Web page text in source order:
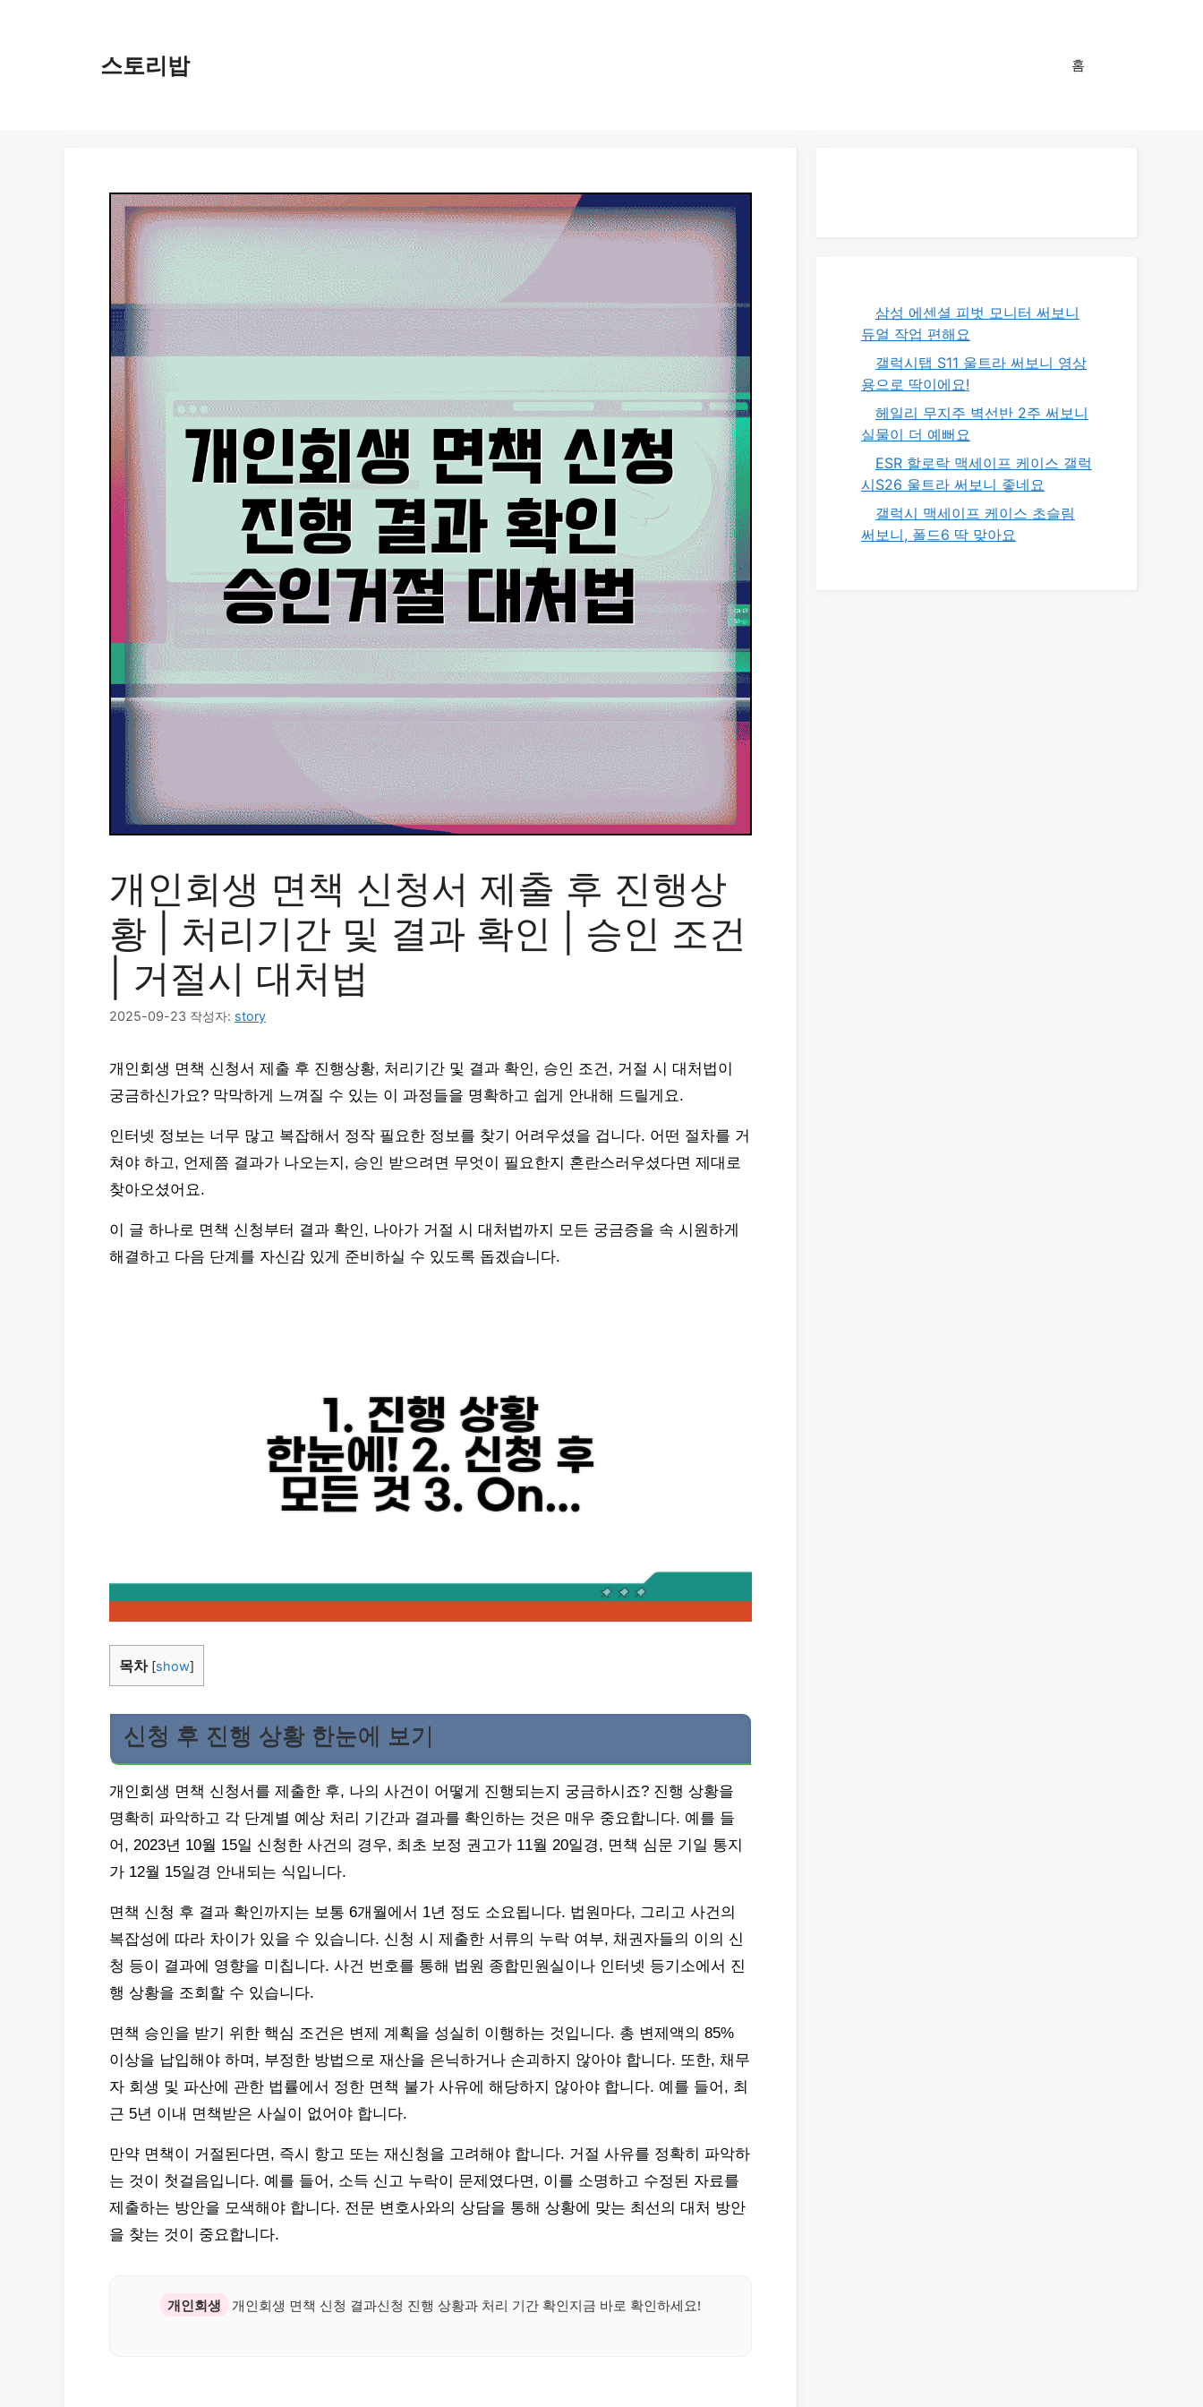
스토리밥 홈
개인회생 면책 신청서 제출 후 진행상
황 | 처리기간 및 결과 확인 | 승인 조건
| 거절시 대처법
2025-09-23 작성자: story
개인회생 면책 신청서 제출 후 진행상황, 처리기간 및 결과 확인, 승인 조건, 거절 시 대처법이
궁금하신가요? 막막하게 느껴질 수 있는 이 과정들을 명확하고 쉽게 안내해 드릴게요.
인터넷 정보는 너무 많고 복잡해서 정작 필요한 정보를 찾기 어려우셨을 겁니다. 어떤 절차를 거
쳐야 하고, 언제쯤 결과가 나오는지, 승인 받으려면 무엇이 필요한지 혼란스러우셨다면 제대로
찾아오셨어요.
이 글 하나로 면책 신청부터 결과 확인, 나아가 거절 시 대처법까지 모든 궁금증을 속 시원하게
해결하고 다음 단계를 자신감 있게 준비하실 수 있도록 돕겠습니다.
목차 [show]
신청 후 진행 상황 한눈에 보기
개인회생 면책 신청서를 제출한 후, 나의 사건이 어떻게 진행되는지 궁금하시죠? 진행 상황을
명확히 파악하고 각 단계별 예상 처리 기간과 결과를 확인하는 것은 매우 중요합니다. 예를 들
어, 2023년 10월 15일 신청한 사건의 경우, 최초 보정 권고가 11월 20일경, 면책 심문 기일 통지
가 12월 15일경 안내되는 식입니다.
면책 신청 후 결과 확인까지는 보통 6개월에서 1년 정도 소요됩니다. 법원마다, 그리고 사건의
복잡성에 따라 차이가 있을 수 있습니다. 신청 시 제출한 서류의 누락 여부, 채권자들의 이의 신
청 등이 결과에 영향을 미칩니다. 사건 번호를 통해 법원 종합민원실이나 인터넷 등기소에서 진
행 상황을 조회할 수 있습니다.
면책 승인을 받기 위한 핵심 조건은 변제 계획을 성실히 이행하는 것입니다. 총 변제액의 85%
이상을 납입해야 하며, 부정한 방법으로 재산을 은닉하거나 손괴하지 않아야 합니다. 또한, 채무
자 회생 및 파산에 관한 법률에서 정한 면책 불가 사유에 해당하지 않아야 합니다. 예를 들어, 최
근 5년 이내 면책받은 사실이 없어야 합니다.
만약 면책이 거절된다면, 즉시 항고 또는 재신청을 고려해야 합니다. 거절 사유를 정확히 파악하
는 것이 첫걸음입니다. 예를 들어, 소득 신고 누락이 문제였다면, 이를 소명하고 수정된 자료를
제출하는 방안을 모색해야 합니다. 전문 변호사와의 상담을 통해 상황에 맞는 최선의 대처 방안
을 찾는 것이 중요합니다.
개인회생 개인회생 면책 신청 결과신청 진행 상황과 처리 기간 확인지금 바로 확인하세요!
삼성 에센셜 피벗 모니터 써보니
듀얼 작업 편해요
갤럭시탭 S11 울트라 써보니 영상
용으로 딱이에요!
헤일리 무지주 벽선반 2주 써보니
실물이 더 예뻐요
ESR 할로락 맥세이프 케이스 갤럭
시S26 울트라 써보니 좋네요
갤럭시 맥세이프 케이스 초슬림
써보니, 폴드6 딱 맞아요